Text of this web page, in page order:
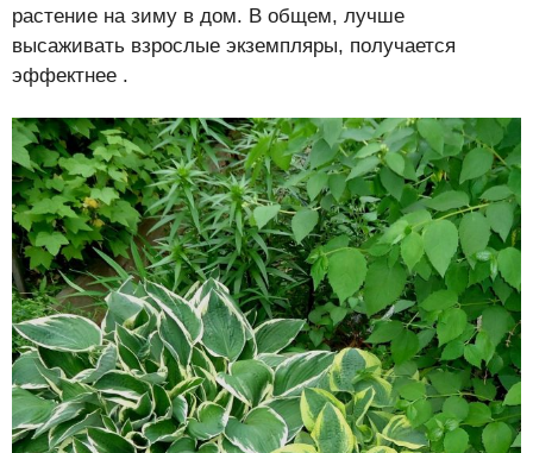
растение на зиму в дом. В общем, лучше
высаживать взрослые экземпляры, получается
эффектнее .